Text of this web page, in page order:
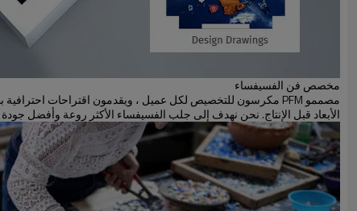
مخصص فن الفسيفساء
الأبعاد قبل الإنتاج. نحن نهدف إلى جلب الفسيفساء الأكثر روعة وأفضل